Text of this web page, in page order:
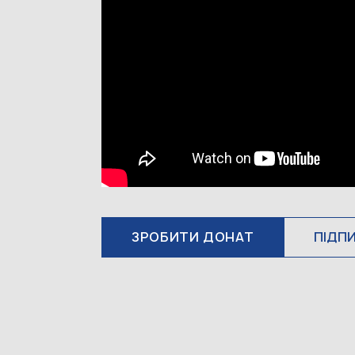
ЗРОБИТИ ДОНАТ